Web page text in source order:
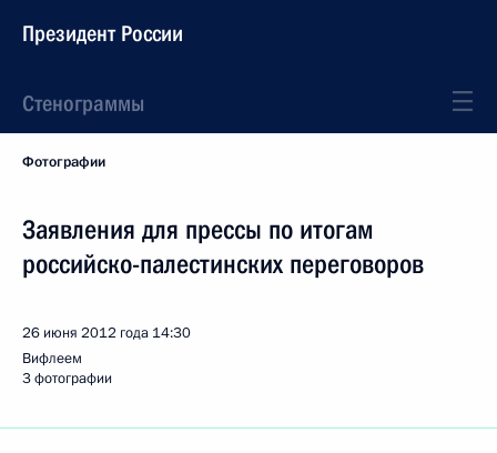
Президент России
Стенограммы
Фотографии
Заявления для прессы по итогам
российско-палестинских переговоров
26 июня 2012 года 14:30
Вифлеем
3 фотографии